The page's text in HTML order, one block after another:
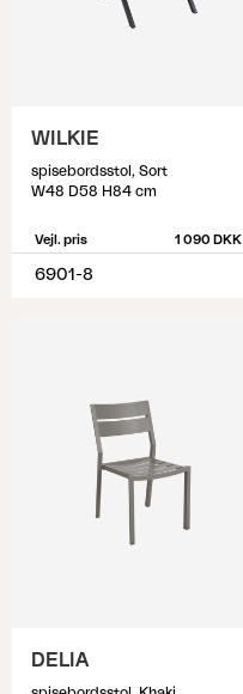
WILKIE
spisebordsstol, Sort
W48 D58 H84 cm
Vejl. pris 1 090 DKK
6901-8
DELIA